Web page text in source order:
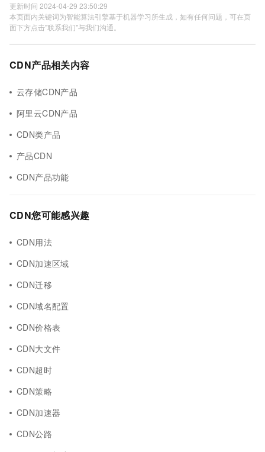
更新时间 2024-04-29 23:50:29
本页面内关键词为智能算法引擎基于机器学习所生成，如有任何问题，可在页
面下方点击"联系我们"与我们沟通。
CDN产品相关内容
云存储CDN产品
阿里云CDN产品
CDN类产品
产品CDN
CDN产品功能
CDN您可能感兴趣
CDN用法
CDN加速区域
CDN迁移
CDN域名配置
CDN价格表
CDN大文件
CDN超时
CDN策略
CDN加速器
CDN公路